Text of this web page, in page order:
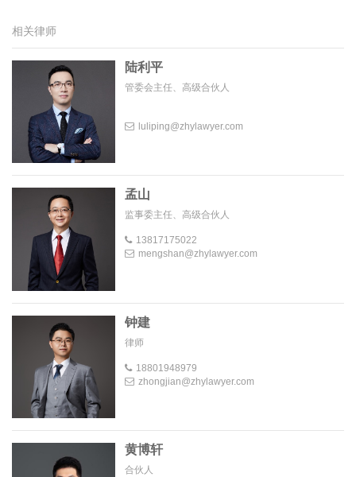
相关律师
陆利平
管委会主任、高级合伙人
luliping@zhylawyer.com
孟山
监事委主任、高级合伙人
13817175022
mengshan@zhylawyer.com
钟建
律师
18801948979
zhongjian@zhylawyer.com
黄博轩
合伙人